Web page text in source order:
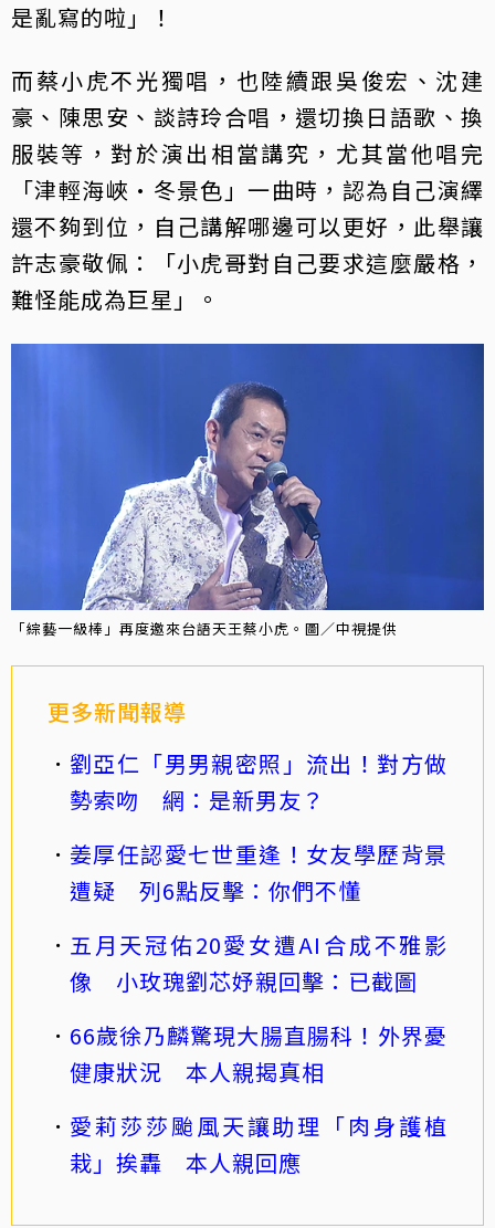
是亂寫的啦」！
而蔡小虎不光獨唱，也陸續跟吳俊宏、沈建
豪、陳思安、談詩玲合唱，還切換日語歌、換
服裝等，對於演出相當講究，尤其當他唱完
「津輕海峽•冬景色」一曲時，認為自己演繹
還不夠到位，自己講解哪邊可以更好，此舉讓
許志豪敬佩：「小虎哥對自己要求這麼嚴格，
難怪能成為巨星」。
「綜藝一級棒」再度邀來台語天王蔡小虎。圖／中視提供
更多新聞報導
劉亞仁「男男親密照」流出！對方做
勢索吻 網：是新男友？
姜厚任認愛七世重逢！女友學歷背景
遭疑 列6點反擊：你們不懂
五月天冠佑20愛女遭AI合成不雅影
像 小玫瑰劉芯妤親回擊：已截圖
66歲徐乃麟驚現大腸直腸科！外界憂
健康狀況 本人親揭真相
愛莉莎莎颱風天讓助理「肉身護植
栽」挨轟 本人親回應